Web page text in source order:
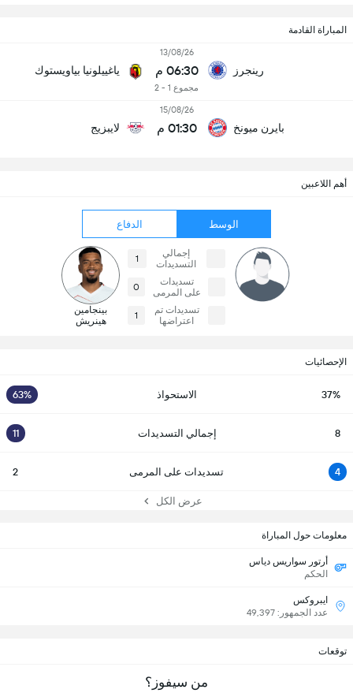
المباراة القادمة
رينجرز
13/08/26
06:30 م
مجموع 1 - 2
ياغييلونيا بياويستوك
بايرن ميونخ
15/08/26
01:30 م لايبزيج
أهم اللاعبين
الوسط الدفاع
إجمالي
التسديدات
1
تسديدات
على المرمى
0
تسديدات تم
اعتراضها
1
بينجامين
هينريش
الإحصائيات
37% الاستحواذ 63%
8 إجمالي التسديدات 11
4 تسديدات على المرمى 2
عرض الكل
معلومات حول المباراة
أرتور سواريس دياس
الحكم
ايبروكس
عدد الجمهور: 49,397
توقعات
من سيفوز؟